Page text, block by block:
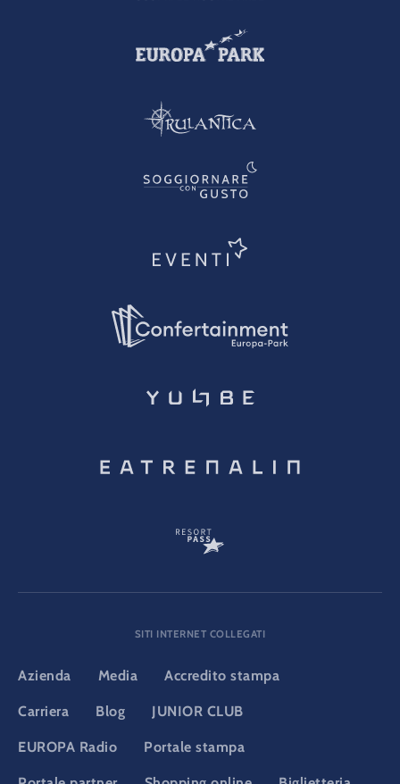
SITI INTERNET COLLEGATI
Azienda Media Accredito stampa
Carriera Blog JUNIOR CLUB
EUROPA Radio Portale stampa